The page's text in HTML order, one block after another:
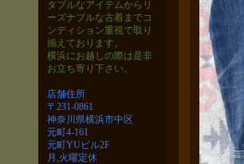
タブルなアイテムから リ
ーズナブルな古着までコ
ンディション重視で取り
揃えております。
横浜にお越しの際は是非
お立ち寄り下さい。
店舗住所
〒231-0861
神奈川県横浜市中区
元町4-161
元町YUビル2F
月,火曜定休